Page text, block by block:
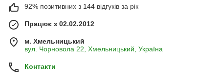
92% позитивних з 144 відгуків за рік
Працює з 02.02.2012
м. Хмельницький
вул. Чорновола 22, Хмельницький, Україна
Контакти